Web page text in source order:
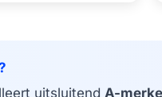
uitsluitend A-